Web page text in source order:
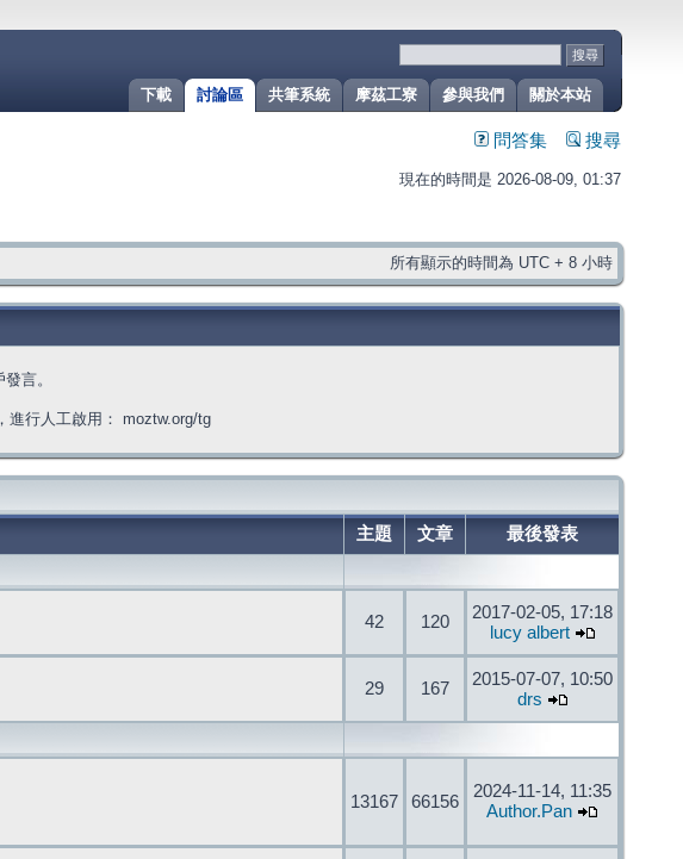
關於本站
參與我們
摩茲工寮
共筆系統
討論區
下載
問答集 搜尋
現在的時間是 2026-08-09, 01:37
所有顯示的時間為 UTC + 8 小時
言。
進行人工啟用： moztw.org/tg
主題 文章
最後發表
42 120
2017-02-05, 17:18
lucy albert
29 167
2015-07-07, 10:50
drs
13167 66156
2024-11-14, 11:35
Author.Pan